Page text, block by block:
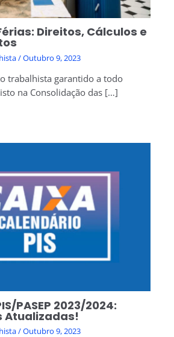
Direitos, Cálculos e
/Outubro 9, 2023
trabalhista garantido a todo
na Consolidação das […]
PASEP 2023/2024:
Atualizadas!
/Outubro 9, 2023